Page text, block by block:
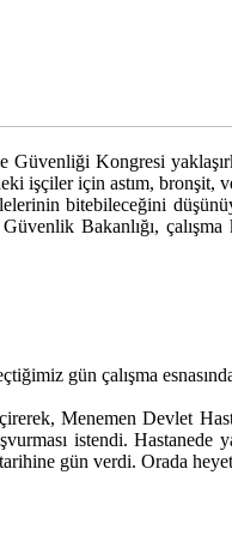
Kongresi
işçiler için astım,
bitebileceğini
Bakanlığı,
gün çalışma
Menemen Devlet
istendi.
gün verdi. Orada